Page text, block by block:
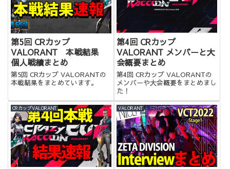
第5回 CRカップ
VALORANT 本戦結果
個人戦績まとめ
第5回 CRカップ VALORANTの
本戦結果をまとめています。
第4回 CRカップ
VALORANT メンバーと大
会概要まとめ
第4回 CRカップ VALORANTの
メンバーや大会概要をまとめまし
た！
CRカップVALORANT VALORANT